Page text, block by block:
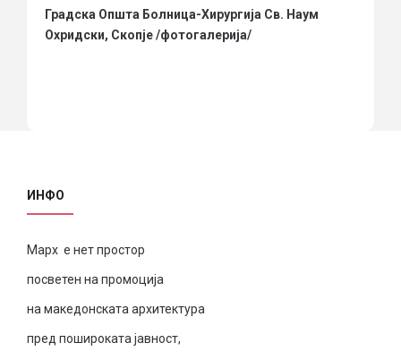
Градска Општа Болница-Хирургија Св. Наум
Охридски, Скопје /фотогалерија/
ИНФО
Марх е нет простор
посветен на промоција
на македонската архитектура
пред пошироката јавност,